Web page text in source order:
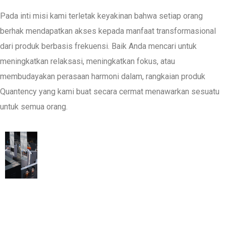
Pada inti misi kami terletak keyakinan bahwa setiap orang
berhak mendapatkan akses kepada manfaat transformasional
dari produk berbasis frekuensi. Baik Anda mencari untuk
meningkatkan relaksasi, meningkatkan fokus, atau
membudayakan perasaan harmoni dalam, rangkaian produk
Quantency yang kami buat secara cermat menawarkan sesuatu
untuk semua orang.